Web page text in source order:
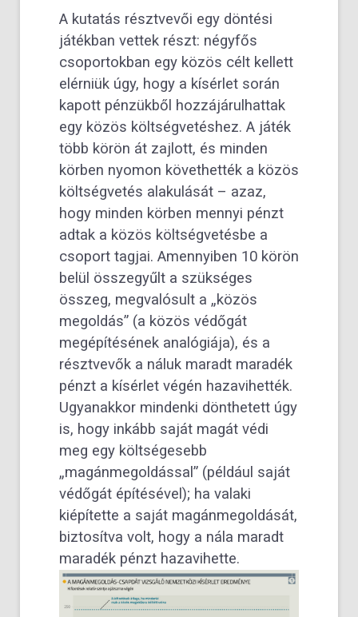
A kutatás résztvevői egy döntési
játékban vettek részt: négyfős
csoportokban egy közös célt kellett
elérniük úgy, hogy a kísérlet során
kapott pénzükből hozzájárulhattak
egy közös költségvetéshez. A játék
több körön át zajlott, és minden
körben nyomon követhették a közös
költségvetés alakulását – azaz,
hogy minden körben mennyi pénzt
adtak a közös költségvetésbe a
csoport tagjai. Amennyiben 10 körön
belül összegyűlt a szükséges
összeg, megvalósult a „közös
megoldás” (a közös védőgát
megépítésének analógiája), és a
résztvevők a náluk maradt maradék
pénzt a kísérlet végén hazavihették.
Ugyanakkor mindenki dönthetett úgy
is, hogy inkább saját magát védi
meg egy költségesebb
„magánmegoldással” (például saját
védőgát építésével); ha valaki
kiépítette a saját magánmegoldását,
biztosítva volt, hogy a nála maradt
maradék pénzt hazavihette.